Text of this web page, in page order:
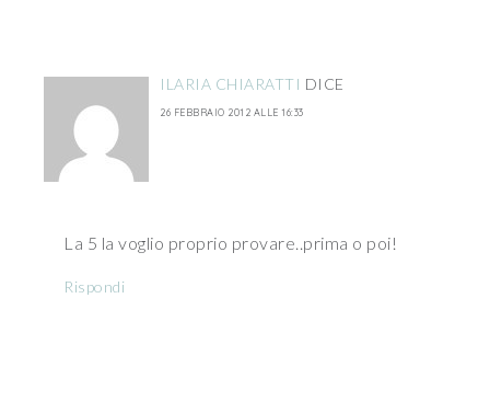
ILARIA CHIARATTI DICE
26 FEBBRAIO 2012 ALLE 16:33
La 5 la voglio proprio provare..prima o poi!
Rispondi